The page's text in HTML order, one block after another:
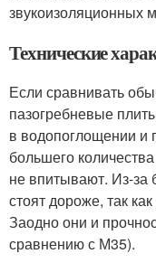
звукоизоляционных
Технические
Если сравнивать
пазогребневые
в водопоглощении и
большего
не впитывают. Из-за
стоят дороже, так
Заодно они и
сравнению с М35).